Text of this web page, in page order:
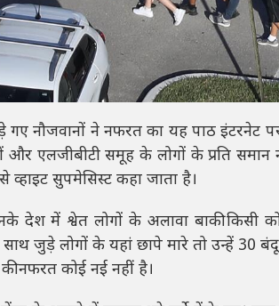
नौजवानों ने नफरत का यह पाठ इंटरनेट
और एलजीबीटी समूह के लोगों के प्रति
व्हाइट सुपमेसिस्ट कहा जाता है।
देश में श्वेत लोगों के अलावा बाकी किसी
जुड़े लोगों के यहां छापे मारे तो उन्हें 30
नफरत कोई नई नहीं है।